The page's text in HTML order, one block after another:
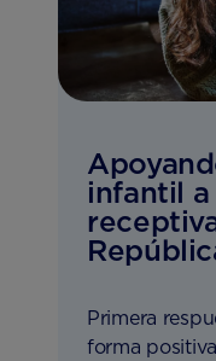
infantil a
Primera
forma